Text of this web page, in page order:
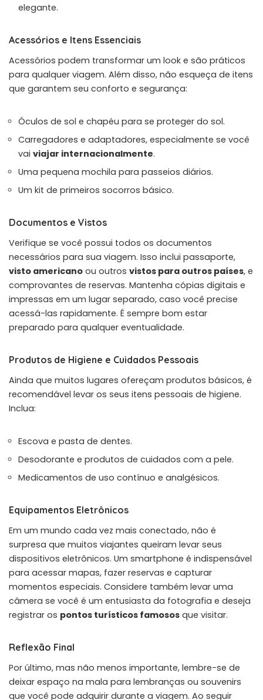
elegante.
Acessórios e Itens Essenciais
Acessórios podem transformar um look e são práticos
para qualquer viagem. Além disso, não esqueça de itens
que garantem seu conforto e segurança:
Óculos de sol e chapéu para se proteger do sol.
Carregadores e adaptadores, especialmente se você
vai viajar internacionalmente.
Uma pequena mochila para passeios diários.
Um kit de primeiros socorros básico.
Documentos e Vistos
Verifique se você possui todos os documentos
necessários para sua viagem. Isso inclui passaporte,
visto americano ou outros vistos para outros países, e
comprovantes de reservas. Mantenha cópias digitais e
impressas em um lugar separado, caso você precise
acessá-las rapidamente. É sempre bom estar
preparado para qualquer eventualidade.
Produtos de Higiene e Cuidados Pessoais
Ainda que muitos lugares ofereçam produtos básicos, é
recomendável levar os seus itens pessoais de higiene.
Inclua:
Escova e pasta de dentes.
Desodorante e produtos de cuidados com a pele.
Medicamentos de uso contínuo e analgésicos.
Equipamentos Eletrônicos
Em um mundo cada vez mais conectado, não é
surpresa que muitos viajantes queiram levar seus
dispositivos eletrônicos. Um smartphone é indispensável
para acessar mapas, fazer reservas e capturar
momentos especiais. Considere também levar uma
câmera se você é um entusiasta da fotografia e deseja
registrar os pontos turísticos famosos que visitar.
Reflexão Final
Por último, mas não menos importante, lembre-se de
deixar espaço na mala para lembranças ou souvenirs
que você pode adquirir durante a viagem. Ao seguir